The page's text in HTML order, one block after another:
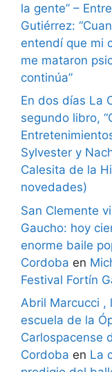
la gente” –
Gutiérrez:
entendí que mi
me mataron
continúa”
En dos días La
segundo libro,
Sylvester y
Calesita de la
novedades)
San Clemente
Gaucho: hoy
enorme baile
Cordoba en
Festival Fortín
Abril Marcucci ,
escuela de la
Carlospacense
Cordoba en La